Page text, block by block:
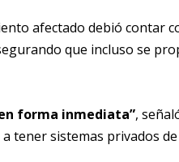
afectado debió contar
que incluso se
forma inmediata”,
tener sistemas privados de